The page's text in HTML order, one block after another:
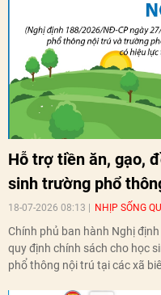
Hỗ trợ tiền ăn, gạo,
sinh trường phổ
18-07-2026 08:13 NHỊP SỐNG
Chính phủ ban hành Nghị
quy định chính sách cho học
phổ thông nội trú tại các xã